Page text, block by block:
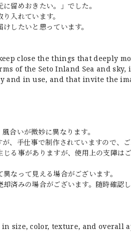
留めおきたい。」でした。
入れています。
したいと思っています。
close the things that deeply
of the Seto Inland Sea and
and in use, and that invite the
合いが微妙に異なります。
、手仕事で制作されていますので、ご
る事がありますが、使用上の支障は
なって見える場合がございます。
済みの場合がございます。随時確認
size, color, texture, and overall